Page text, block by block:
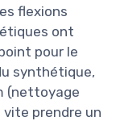
flexions
ont
pour le
synthétique,
(nettoyage
prendre un